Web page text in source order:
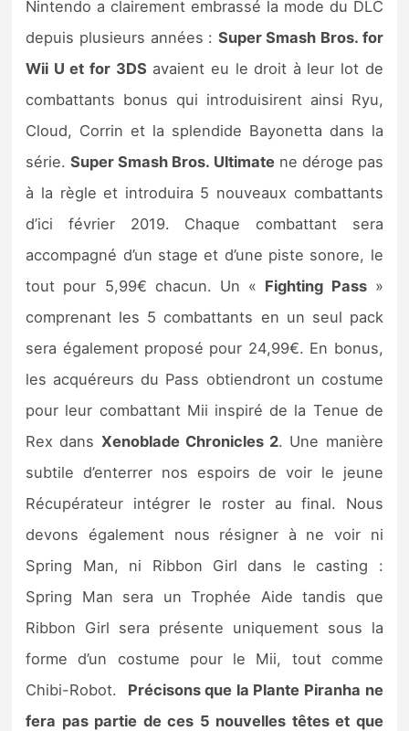
Nintendo a clairement embrassé la mode du DLC
depuis plusieurs années : Super Smash Bros. for
Wii U et for 3DS avaient eu le droit à leur lot de
combattants bonus qui introduisirent ainsi Ryu,
Cloud, Corrin et la splendide Bayonetta dans la
série.Super Smash Bros. Ultimatene déroge pas
à la règle et introduira 5 nouveaux combattants
d’ici février 2019. Chaque combattant sera
accompagné d’un stage et d’une piste sonore, le
tout pour 5,99€ chacun. Un « Fighting Pass»
comprenant les 5 combattants en un seul pack
sera également proposé pour 24,99€. En bonus,
les acquéreurs du Pass obtiendront un costume
pour leur combattant Mii inspiré de la Tenue de
Rex dans Xenoblade Chronicles 2. Une manière
subtile d’enterrer nos espoirs de voir le jeune
Récupérateur intégrer le roster au final. Nous
devons également nous résigner à ne voir ni
Spring Man, ni Ribbon Girl dans le casting :
Spring Man sera un Trophée Aide tandis que
Ribbon Girl sera présente uniquement sous la
forme d’un costume pour le Mii, tout comme
Chibi-Robot. Précisons que la Plante Piranha ne
fera pas partie de ces 5 nouvelles têtes et que